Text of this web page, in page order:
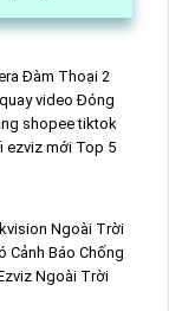
Đàm Thoại 2
video Đóng
shopee tiktok
ezviz mới Top 5
Ngoài Trời
Cảnh Báo Chống
Ngoài Trời